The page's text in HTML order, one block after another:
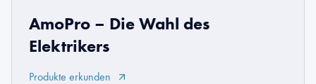
AmoPro – Die Wahl des
Elektrikers
Produkte erkunden